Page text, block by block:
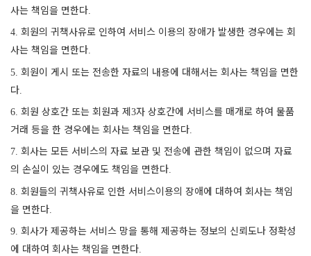
사는 책임을 면한다
4. 회원의 귀책사유로 인하여 서비스 이용의 장애가 발생한 경우에는 회
사는 책임을 면한다.
5. 회원이 게시 또는 전송한 자료의 내용에 대해서는 회사는 책임을 면한
다
6. 회원 상호간 또는 회원과 제3자 상호간에 서비스를 매개로 하여 물품
거래 등을 한 경우에는 회사는 책임을 면한다
7. 회사는 모든 서비스의 자료 보관 및 전송에 관한 책임이 없으며 자료
의 손실이 있는 경우에도 책임을 면한다.
8. 회원들의 귀책사유로 인한 서비스이용의 장애에 대하여 회사는 책임
을 면한다
9. 회사가 제공하는 서비스 망을 통해 제공하는 정보의 신뢰도나 정확성
에 대하여 회사는 책임을 면한다